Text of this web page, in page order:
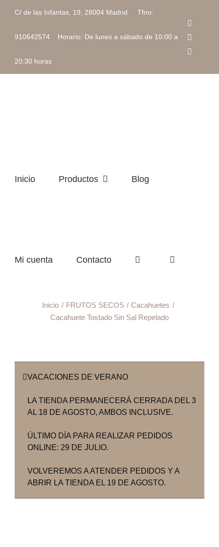
contenido
C/ de las Infantas, 19, 28004 Madrid Tfno:
910642574 Horario: De lunes a sábado de 10:00 a
20:30 horas
Inicio Productos Blog
Mi cuenta Contacto
Inicio FRUTOS SECOS
Cacahuetes
Cacahuete Tostado Sin Sal Repelado
VACACIONES DE VERANO
LA TIENDA PERMANECERÁ CERRADA DEL 3
AL 18 DE AGOSTO, AMBOS INCLUSIVE.
ÚLTIMO DÍA PARA REALIZAR PEDIDOS
ONLINE: 29 DE JULIO.
VOLVEREMOS A ATENDER PEDIDOS Y A
ABRIR LA TIENDA EL 19 DE AGOSTO.